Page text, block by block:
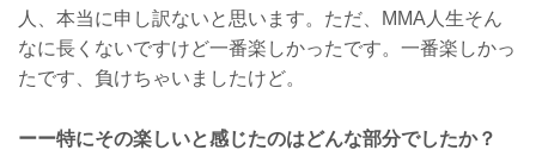
人、本当に申し訳ないと思います。ただ、MMA人生そん
なに長くないですけど一番楽しかったです。一番楽しかっ
たです、負けちゃいましたけど。
ーー特にその楽しいと感じたのはどんな部分でしたか？